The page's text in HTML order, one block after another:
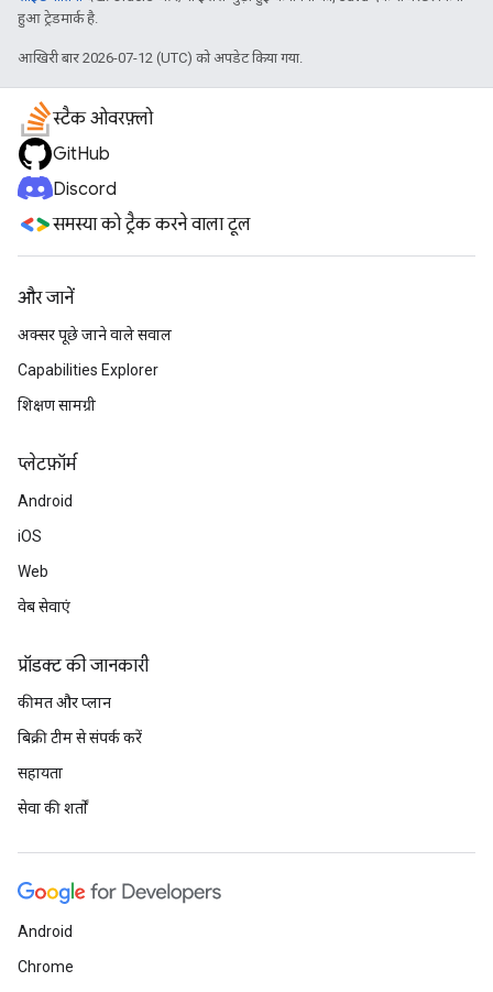
हुआ ट्रेडमार्क है.
आखिरी बार 2026-07-12 (UTC) को अपडेट किया गया.
स्टैक ओवरफ़्लो
GitHub
Discord
समस्या को ट्रैक करने वाला टूल
और जानें
अक्सर पूछे जाने वाले सवाल
Capabilities Explorer
शिक्षण सामग्री
प्‍लेटफ़ॉर्म
Android
iOS
Web
वेब सेवाएं
प्रॉडक्ट की जानकारी
कीमत और प्लान
बिक्री टीम से संपर्क करें
सहायता
सेवा की शर्तों
Android
Chrome